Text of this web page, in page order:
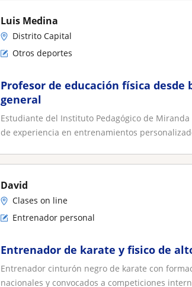
Luis Medina
Distrito Capital
Otros deportes
Profesor de educación física desde
general
Estudiante del Instituto Pedagógico de
de experiencia en entrenamientos
David
Clases on line
Entrenador personal
Entrenador de karate y fisico de
Entrenador cinturón negro de karate con
nacionales y convocados a competiciones